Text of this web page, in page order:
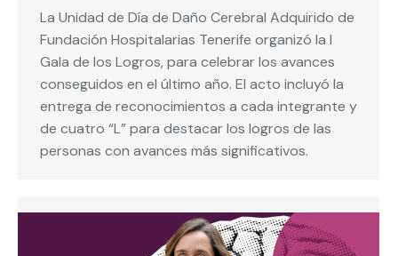
La Unidad de Día de Daño Cerebral Adquirido de
Fundación Hospitalarias Tenerife organizó la I
Gala de los Logros, para celebrar los avances
conseguidos en el último año. El acto incluyó la
entrega de reconocimientos a cada integrante y
de cuatro “L” para destacar los logros de las
personas con avances más significativos.